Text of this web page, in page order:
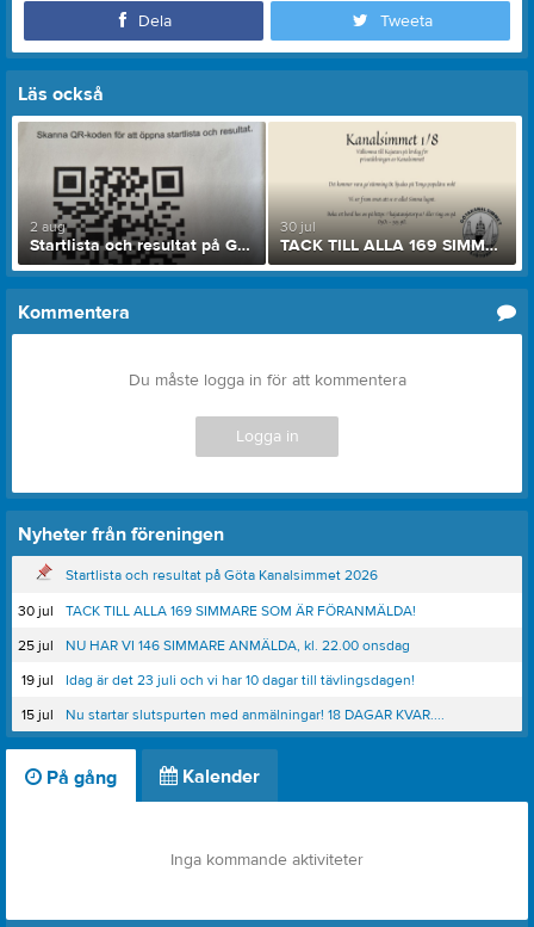
Dela Tweeta
Läs också
2 aug
Startlista och resultat på Göta Kanalsimmet 2026
30 jul
TACK TILL ALLA 169 SIMMARE SOM ÄR FÖRANMÄLDA!
Kommentera
Du måste logga in för att kommentera
Logga in
Nyheter från föreningen
Startlista och resultat på Göta Kanalsimmet 2026
30 jul
TACK TILL ALLA 169 SIMMARE SOM ÄR FÖRANMÄLDA!
25 jul
NU HAR VI 146 SIMMARE ANMÄLDA, kl. 22.00 onsdag
19 jul
Idag är det 23 juli och vi har 10 dagar till tävlingsdagen!
15 jul
Nu startar slutspurten med anmälningar! 18 DAGAR KVAR....
På gång Kalender
Inga kommande aktiviteter